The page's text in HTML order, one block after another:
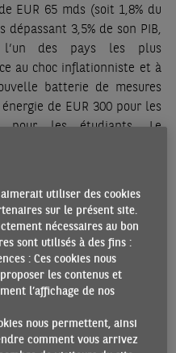
EUR 65 mds (soit 1,8% du
dépassant 3,5% de son PIB,
l’un des pays les plus
au choc inflationniste et à
batterie de mesures
de EUR 300 pour les
les étudiants. Le
de base. Enfin, la
être relevé à EUR 49 au
montrent que le
0,5 point l’inflation
sont de plus en
productif. La production
au mois de juillet (-0,3%
utiliser des cookies
sur le présent site.
nécessaires au bon
sont utilisés à des fins :
: Ces cookies nous
les contenus et
l’affichage de nos
nous permettent, ainsi
comment vous arrivez